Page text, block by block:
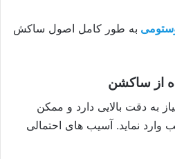
به طور کامل اصول ساکش
از ساکشن
به دقت بالایی دارد و ممکن
وارد نماید. آسیب های احتمالی